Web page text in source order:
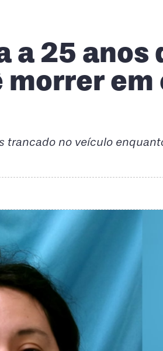
a 25 anos
morrer em
trancado no veículo